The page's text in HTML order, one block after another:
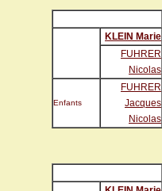
KLEIN Marie
FUHRER
Nicolas
Enfants
FUHRER
Jacques
Nicolas